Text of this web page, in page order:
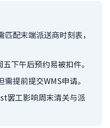
配末端派送商时刻表，
下午后预约易被扣件。
提前提交WMS申请。
罢工影响周末清关与派